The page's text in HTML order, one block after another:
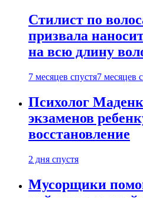
Стилист по
призвала
на всю длину
7 месяцев спустя7 месяцев
Психолог
экзаменов
восстановление
2 дня спустя
Мусорщики